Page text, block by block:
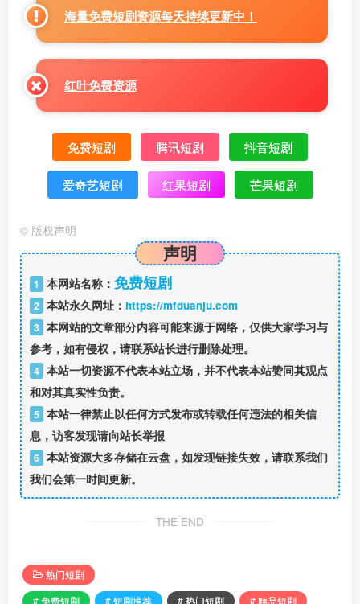
海量免费短剧资源每天持续更新中！
红叶免费资源
免费短剧 腾讯短剧 抖音短剧
爱奇艺短剧 红果短剧 芒果短剧
© 版权声明
声明
1 本网站名称： 免费短剧
2 本站永久网址： https://mfduanju.com
3 本网站的文章部分内容可能来源于网络，仅供大家学习与
参考，如有侵权，请联系站长进行删除处理。
4 本站一切资源不代表本站立场，并不代表本站赞同其观点
和对其真实性负责。
5 本站一律禁止以任何方式发布或转载任何违法的相关信
息，访客发现请向站长举报
6 本站资源大多存储在云盘，如发现链接失效，请联系我们
我们会第一时间更新。
THE END
热门短剧
# 免费短剧
# 短剧推荐 # 热门短剧 # 精品短剧